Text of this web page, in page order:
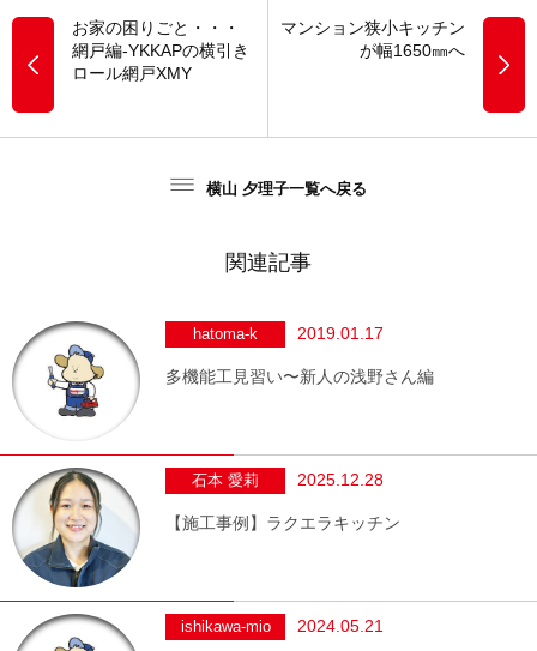
お家の困りごと・・・
網戸編-YKKAPの横引き
ロール網戸XMY
マンション狭小キッチン
が幅1650㎜へ
横山 夕理子一覧へ戻る
関連記事
hatoma-k 2019.01.17
多機能工見習い〜新人の浅野さん編
石本 愛莉 2025.12.28
【施工事例】ラクエラキッチン
ishikawa-mio 2024.05.21